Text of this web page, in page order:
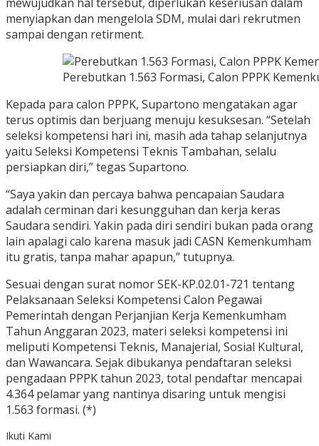
mewujudkan hal tersebut, diperlukan keseriusan dalam
menyiapkan dan mengelola SDM, mulai dari rekrutmen
sampai dengan retirment.
Perebutkan 1.563 Formasi, Calon PPPK
Kepada para calon PPPK, Supartono mengatakan agar
terus optimis dan berjuang menuju kesuksesan. “Setelah
seleksi kompetensi hari ini, masih ada tahap selanjutnya
yaitu Seleksi Kompetensi Teknis Tambahan, selalu
persiapkan diri,” tegas Supartono.
“Saya yakin dan percaya bahwa pencapaian Saudara
adalah cerminan dari kesungguhan dan kerja keras
Saudara sendiri. Yakin pada diri sendiri bukan pada orang
lain apalagi calo karena masuk jadi CASN Kemenkumham
itu gratis, tanpa mahar apapun,” tutupnya.
Sesuai dengan surat nomor SEK-KP.02.01-721 tentang
Pelaksanaan Seleksi Kompetensi Calon Pegawai
Pemerintah dengan Perjanjian Kerja Kemenkumham
Tahun Anggaran 2023, materi seleksi kompetensi ini
meliputi Kompetensi Teknis, Manajerial, Sosial Kultural,
dan Wawancara. Sejak dibukanya pendaftaran seleksi
pengadaan PPPK tahun 2023, total pendaftar mencapai
4.364 pelamar yang nantinya disaring untuk mengisi
1.563 formasi. (*)
Ikuti Kami